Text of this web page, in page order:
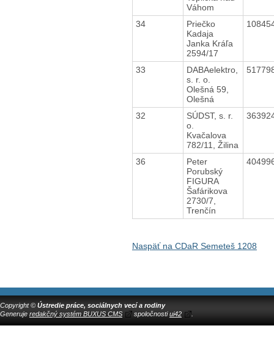
Váhom
34
Priečko
Kadaja
Janka Kráľa
2594/17
33
DABAelektro,
s. r. o.
Olešná 59,
Olešná
32
SÚDST, s. r.
o.
Kvačalova
782/11, Žilina
36
Peter
Porubský
FIGURA
Šafárikova
2730/7,
Trenčín
Naspäť na CDaR Semeteš 1208
Copyright © Ústredie práce, sociálnych vecí a rodiny
Generuje redakčný systém BUXUS CMS spoločnostiui42